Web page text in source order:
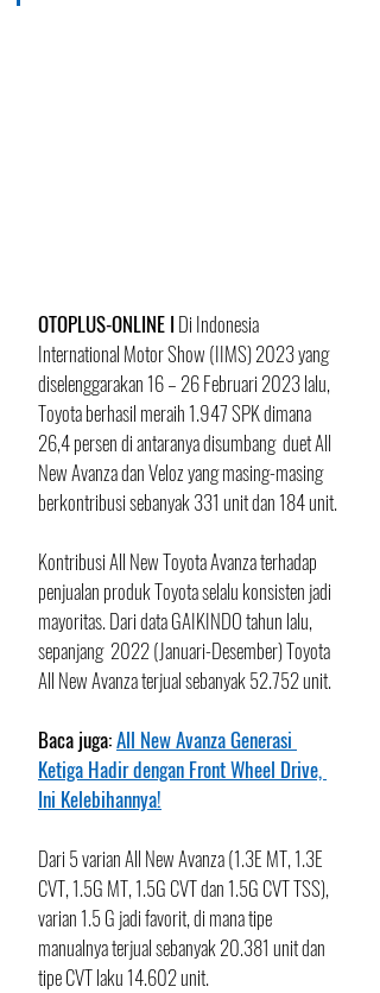
OTOPLUS-ONLINE I Di Indonesia
International Motor Show (IIMS) 2023 yang
diselenggarakan 16 – 26 Februari 2023 lalu,
Toyota berhasil meraih 1.947 SPK dimana
26,4 persen di antaranya disumbang  duet All
New Avanza dan Veloz yang masing-masing
berkontribusi sebanyak 331 unit dan 184 unit.
Kontribusi All New Toyota Avanza terhadap
penjualan produk Toyota selalu konsisten jadi
mayoritas. Dari data GAIKINDO tahun lalu,
sepanjang  2022 (Januari-Desember) Toyota
All New Avanza terjual sebanyak 52.752 unit.
Baca juga: All New Avanza Generasi
Ketiga Hadir dengan Front Wheel Drive,
Ini Kelebihannya!
Dari 5 varian All New Avanza (1.3E MT, 1.3E
CVT, 1.5G MT, 1.5G CVT dan 1.5G CVT TSS),
varian 1.5 G jadi favorit, di mana tipe
manualnya terjual sebanyak 20.381 unit dan
tipe CVT laku 14.602 unit.